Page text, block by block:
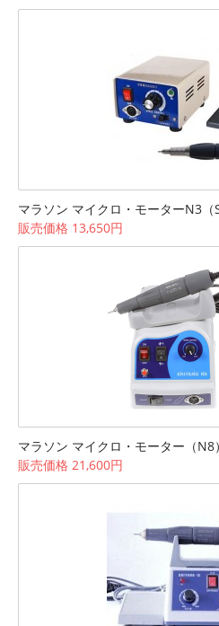
マラソン マイクロ・モーターN3（
販売価格 13,650円
マラソン マイクロ・モーター（N8
販売価格 21,600円